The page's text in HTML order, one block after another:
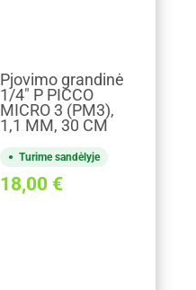
Pjovimo grandinė
1/4" P PICCO
MICRO 3 (PM3),
1,1 MM, 30 CM
Turime sandėlyje
18,00 €